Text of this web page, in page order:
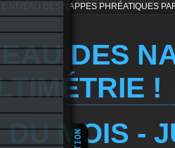
NIVEAU DES NAPPES PHRÉATIQUES
DES
!
DU MOIS -